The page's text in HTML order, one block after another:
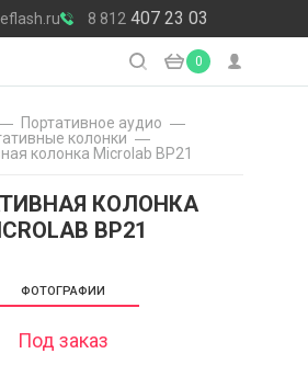
8 812 407 23 03
0
Портативное аудио
колонки
колонка Microlab BP21
КОЛОНКА
BP21
ФОТОГРАФИИ
Под заказ